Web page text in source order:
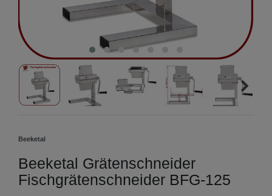
Beeketal
Beeketal Grätenschneider
Fischgrätenschneider BFG-125